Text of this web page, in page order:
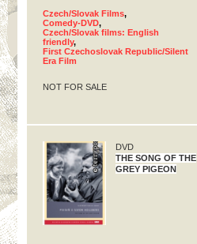
Czech/Slovak Films,
Comedy-DVD,
Czech/Slovak films: English
friendly,
First Czechoslovak Republic/Silent
Era Film
NOT FOR SALE
DVD
THE SONG OF THE
GREY PIGEON